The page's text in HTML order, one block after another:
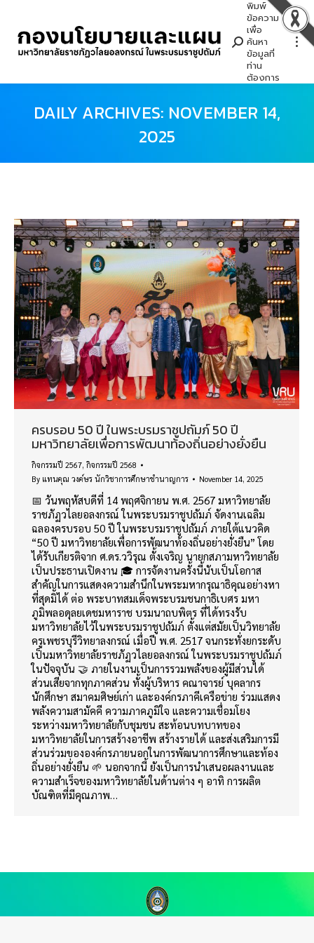
Search:
พิมพ์
ข้อความ
เพื่อ
ค้นหา
ข้อมูลที่
ท่าน
ต้องการ
DAILY ARCHIVES: NOVEMBER 14,
2025
ครบรอบ 50 ปี ในพระบรมราชูปถัมภ์ 50 ปี
มหาวิทยาลัยเพื่อการพัฒนาท้องถิ่นอย่างยั่งยืน
กิจกรรมปี 2567, กิจกรรมปี 2568
By แทนคุณ วงค์ษร นักวิชาการศึกษาชำนาญการ November 14, 2025
📅 วันพฤหัสบดีที่ 14 พฤศจิกายน พ.ศ. 2567 มหาวิทยาลัย
ราชภัฏวไลยอลงกรณ์ ในพระบรมราชูปถัมภ์ จัดงานเฉลิม
ฉลองครบรอบ 50 ปี ในพระบรมราชูปถัมภ์ ภายใต้แนวคิด
“50 ปี มหาวิทยาลัยเพื่อการพัฒนาท้องถิ่นอย่างยั่งยืน” โดย
ได้รับเกียรติจาก ศ.ดร.ววิรุณ ตั้งเจริญ นายกสภามหาวิทยาลัย
เป็นประธานเปิดงาน 🎓 การจัดงานครั้งนี้นับเป็นโอกาส
สำคัญในการแสดงความสำนึกในพระมหากรุณาธิคุณอย่างหา
ที่สุดมิได้ ต่อ พระบาทสมเด็จพระบรมชนกาธิเบศร มหา
ภูมิพลอดุลยเดชมหาราช บรมนาถบพิตร ที่ได้ทรงรับ
มหาวิทยาลัยไว้ในพระบรมราชูปถัมภ์ ตั้งแต่สมัยเป็นวิทยาลัย
ครูเพชรบุรีวิทยาลงกรณ์ เมื่อปี พ.ศ. 2517 จนกระทั่งยกระดับ
เป็นมหาวิทยาลัยราชภัฏวไลยอลงกรณ์ ในพระบรมราชูปถัมภ์
ในปัจจุบัน 🤝 ภายในงานเป็นการรวมพลังของผู้มีส่วนได้
ส่วนเสียจากทุกภาคส่วน ทั้งผู้บริหาร คณาจารย์ บุคลากร
นักศึกษา สมาคมศิษย์เก่า และองค์กรภาคีเครือข่าย ร่วมแสดง
พลังความสามัคคี ความภาคภูมิใจ และความเชื่อมโยง
ระหว่างมหาวิทยาลัยกับชุมชน สะท้อนบทบาทของ
มหาวิทยาลัยในการสร้างอาชีพ สร้างรายได้ และส่งเสริมการมี
ส่วนร่วมขององค์กรภายนอกในการพัฒนาการศึกษาและท้อง
ถิ่นอย่างยั่งยืน 🌱 นอกจากนี้ ยังเป็นการนำเสนอผลงานและ
ความสำเร็จของมหาวิทยาลัยในด้านต่าง ๆ อาทิ การผลิต
บัณฑิตที่มีคุณภาพ…